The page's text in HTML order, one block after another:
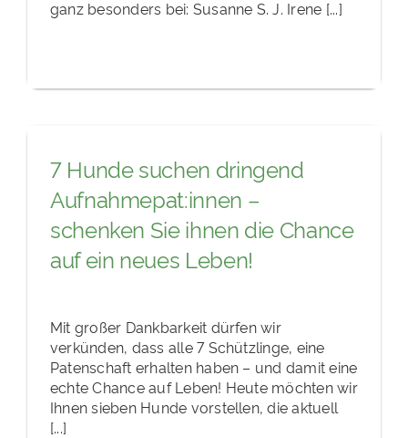
ganz besonders bei: Susanne S. J. Irene [...]
7 Hunde suchen dringend
Aufnahmepat:innen –
schenken Sie ihnen die Chance
auf ein neues Leben!
Mit großer Dankbarkeit dürfen wir
verkünden, dass alle 7 Schützlinge, eine
Patenschaft erhalten haben – und damit eine
echte Chance auf Leben! Heute möchten wir
Ihnen sieben Hunde vorstellen, die aktuell
[...]